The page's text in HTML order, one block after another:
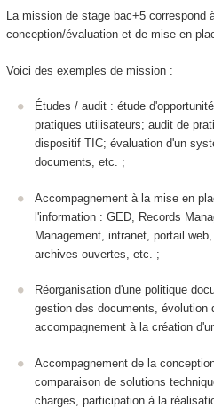
La mission de stage bac+5 correspond
conception/évaluation et de mise en
Voici des exemples de mission :
Études / audit : étude
pratiques utilisateurs; audit de
dispositif TIC; évaluation d'un
documents, etc. ;
Accompagnement à la mise en
l'information : GED, Records
Management, intranet, portail
archives ouvertes, etc. ;
Réorganisation d'une politique
gestion des documents, évolution
accompagnement à la création
Accompagnement de la
comparaison de solutions
charges, participation à la